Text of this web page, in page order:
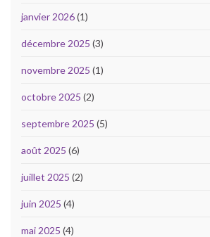
janvier 2026(1)
décembre 2025 (3)
novembre 2025 (1)
octobre 2025 (2)
septembre 2025 (5)
août 2025 (6)
juillet 2025 (2)
juin 2025 (4)
mai 2025 (4)